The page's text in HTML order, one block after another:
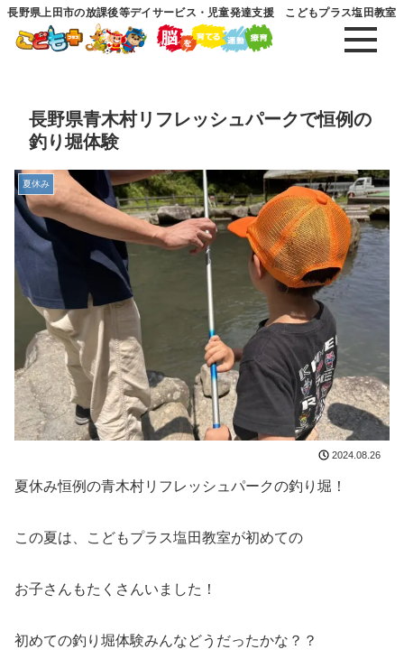
長野県上田市の放課後等デイサービス・児童発達支援 こどもプラス塩田教室
長野県青木村リフレッシュパークで恒例の
釣り堀体験
夏休み
2024.08.26
夏休み恒例の青木村リフレッシュパークの釣り堀！
この夏は、こどもプラス塩田教室が初めての
お子さんもたくさんいました！
初めての釣り堀体験みんなどうだったかな？？